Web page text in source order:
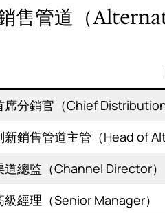
售管道（
席分銷官（Chief Distribution
新銷售管道主管（Head of
道總監（Channel Director）
級經理（Senior Manager）